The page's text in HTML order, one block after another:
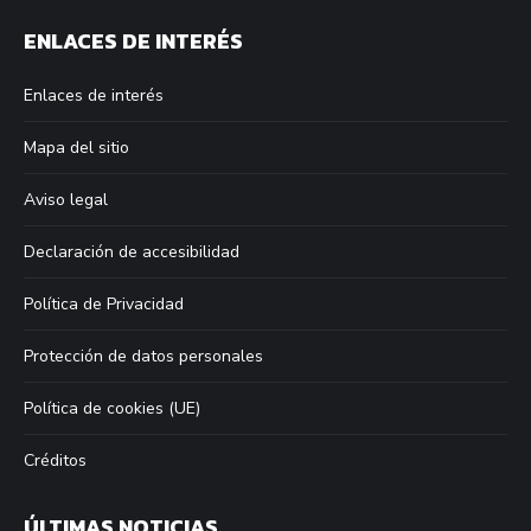
opens
new
window
opens
new
window
opens
new
window
opens
new
ENLACES DE INTERÉS
Enlaces de interés
Mapa del sitio
Aviso legal
Declaración de accesibilidad
Política de Privacidad
Protección de datos personales
Política de cookies (UE)
Créditos